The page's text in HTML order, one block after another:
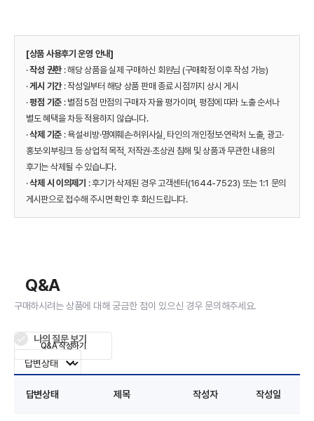
[상품 사용후기 운영 안내]
·작성 권한 : 해당 상품을 실제 구매하신 회원님 (구매확정 이후 작성 가능)
·게시 기간: 작성일부터 해당 상품 판매 종료 시점까지 상시 게시
·평점 기준 : 별점 5점 만점의 구매자 자율 평가이며, 평점에 따라 노출 순서나
별도 혜택을 차등 적용하지 않습니다.
·삭제 기준 : 욕설·비방·명예훼손·허위사실, 타인의 개인정보·연락처 노출, 광고·
홍보·외부링크 등 상업적 목적, 저작권·초상권 침해 및 상품과 무관한 내용의
후기는 삭제될 수 있습니다.
·삭제 시 이의제기 : 후기가 삭제된 경우 고객센터(1644-7523) 또는 1:1 문의
게시판으로 접수해 주시면 확인 후 회신드립니다.
Q&A
구매하시려는 상품에 대해 궁금한 점이 있으신 경우 문의해주세요.
나의 질문 보기
답변상태 제목 작성자 작성일
Q&A 작성하기